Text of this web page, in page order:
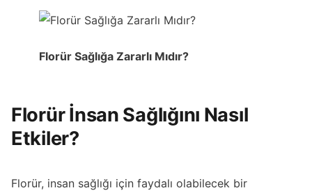
Florür Sağlığa Zararlı Mıdır?
Florür İnsan Sağlığını Nasıl
Etkiler?
Florür, insan sağlığı için faydalı olabilecek bir